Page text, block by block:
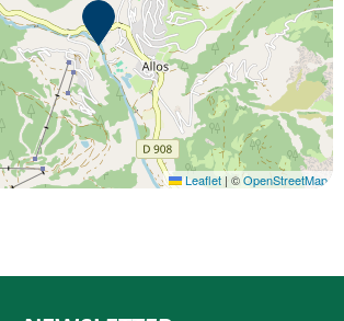
Leaflet | ©OpenStreetMap